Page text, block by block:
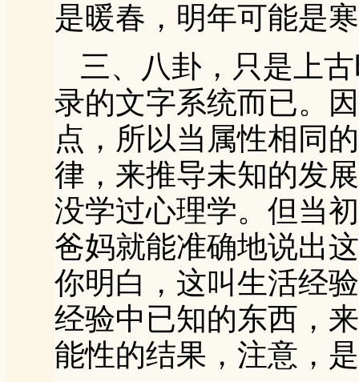
是暖春，明年可能是
三、八卦，只是上
录的文字系统而已。
点，所以当属性相同
律，来推导未知的发
没学过心理学。但当
爸妈就能准确地说出
你明白，这叫生活经
经验中已知的东西，
能性的结果，注意，